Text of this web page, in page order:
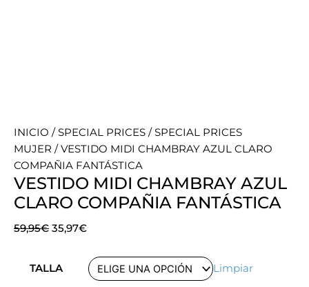
INICIO /SPECIAL PRICES /SPECIAL PRICES
MUJER / VESTIDO MIDI CHAMBRAY AZUL CLARO
COMPAÑIA FANTÁSTICA
VESTIDO MIDI CHAMBRAY AZUL
CLARO COMPAÑIA FANTÁSTICA
59,95€ El
original
35,97€El
actual
es:
TALLA Limpiar